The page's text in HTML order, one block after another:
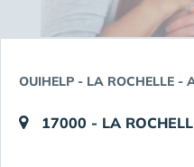
OUIHELP - LA ROCHELLE -
17000 - LA